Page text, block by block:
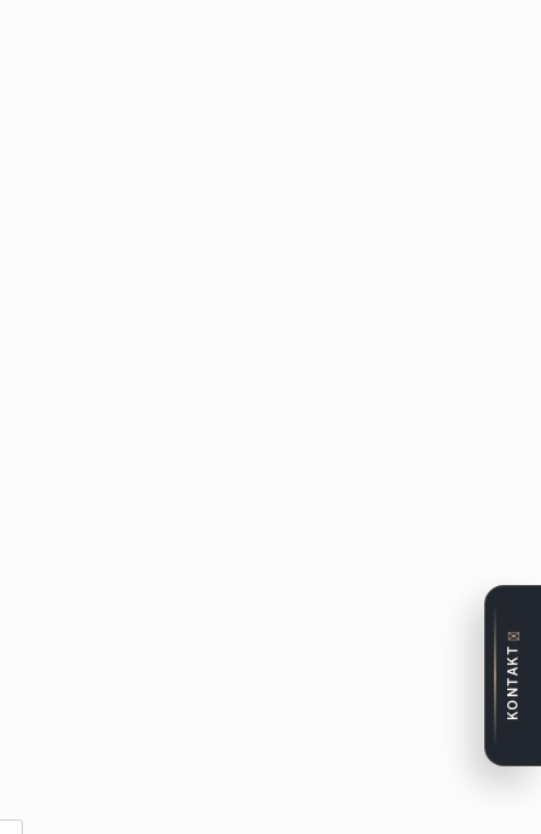
✉
KONTAKT